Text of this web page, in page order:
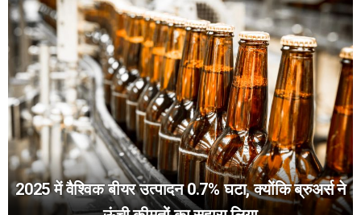
2025 में वैश्विक बीयर उत्पादन 0.7% घटा, क्योंकि ब्रुअर्स ने